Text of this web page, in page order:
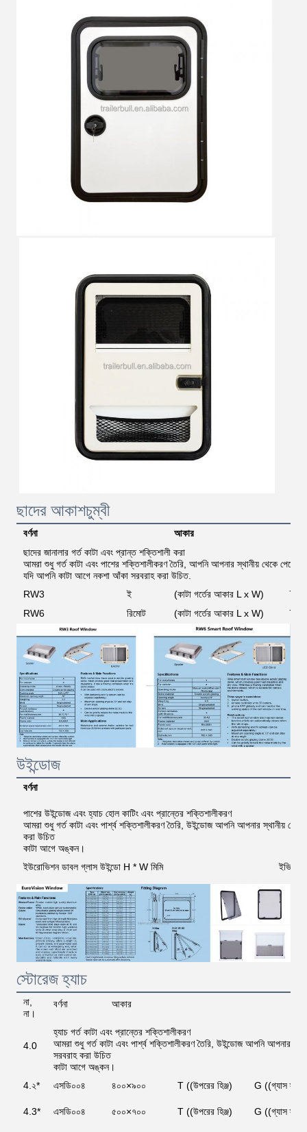
ছাদের আকাশচুম্বী
বর্ণনা আকার
ছাদের জানালার গর্ত কাটা এবং প্রান্ত শক্তিশালী করা
আমরা শুধু গর্ত কাটা এবং পাশের শক্তিশালীকরণ তৈরি, আপনি আপনার স্থানীয় থেকে পেতে
যদি আপনি কাটা আগে নকশা আঁকা সরবরাহ করা উচিত.
RW3
ই (কাটা গর্তের আকার L x W)
700
RW6
রিমোট (কাটা গর্তের আকার L x W) 700
উইন্ডোজ
বর্ণনা
পাশের উইন্ডোজ এবং হ্যাচ হোল কাটিং এবং প্রান্তের শক্তিশালীকরণ
আমরা শুধু গর্ত কাটা এবং পার্শ্ব শক্তিশালীকরণ তৈরি, উইন্ডোজ আপনি আপনার স্থানীয়
করা উচিত
কাটা আগে অঙ্কন।
ইউরোভিশন ডাবল গ্লাস উইন্ডো H * W মিমি
ইভি
স্টোরেজ হ্যাচ
না,
না।
বর্ণনা আকার
4.0
হ্যাচ গর্ত কাটা এবং প্রান্তের শক্তিশালীকরণ
আমরা শুধু গর্ত কাটা এবং পার্শ্ব শক্তিশালীকরণ তৈরি, উইন্ডোজ আপনি আপনার
সরবরাহ করা উচিত
কাটা আগে অঙ্কন।
4.২*
এসডি০০৪ ৪০০×৯০০ T ((উপরের হিঞ্জ) G ((গ্যাস
4.3* এসডি০০৪ ৫০০×৭০০ T ((উপরের হিঞ্জ) G ((গ্যাস